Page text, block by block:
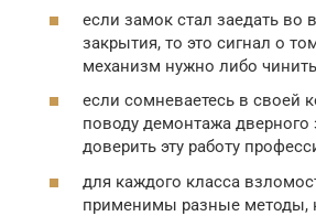
если замок стал заедать во
закрытия, то это сигнал о
механизм нужно либо
если сомневаетесь в своей
поводу демонтажа дверного
доверить эту работу
для каждого класса
применимы разные методы,